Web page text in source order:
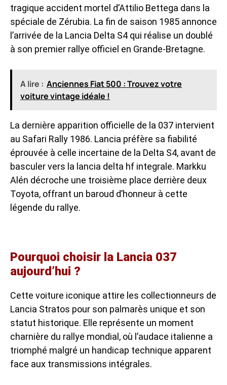
tragique accident mortel d’Attilio Bettega dans la
spéciale de Zérubia. La fin de saison 1985 annonce
l’arrivée de la Lancia Delta S4 qui réalise un doublé
à son premier rallye officiel en Grande-Bretagne.
A lire : Anciennes Fiat 500 : Trouvez votre
voiture vintage idéale !
La dernière apparition officielle de la 037 intervient
au Safari Rally 1986. Lancia préfère sa fiabilité
éprouvée à celle incertaine de la Delta S4, avant de
basculer vers la lancia delta hf integrale. Markku
Alén décroche une troisième place derrière deux
Toyota, offrant un baroud d’honneur à cette
légende du rallye.
Pourquoi choisir la Lancia 037
aujourd’hui ?
Cette voiture iconique attire les collectionneurs de
Lancia Stratos pour son palmarès unique et son
statut historique. Elle représente un moment
charnière du rallye mondial, où l’audace italienne a
triomphé malgré un handicap technique apparent
face aux transmissions intégrales.